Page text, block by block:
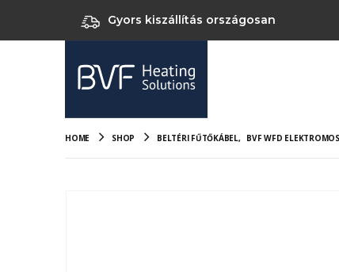
Gyors kiszállítás országosan
HOME SHOP BELTÉRI FŰTŐKÁBEL, BVF WFD